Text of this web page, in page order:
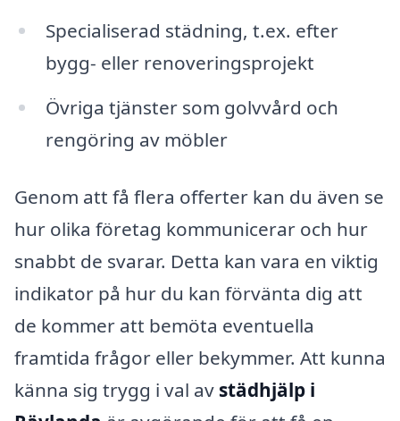
Specialiserad städning, t.ex. efter
bygg- eller renoveringsprojekt
Övriga tjänster som golvvård och
rengöring av möbler
Genom att få flera offerter kan du även se
hur olika företag kommunicerar och hur
snabbt de svarar. Detta kan vara en viktig
indikator på hur du kan förvänta dig att
de kommer att bemöta eventuella
framtida frågor eller bekymmer. Att kunna
känna sig trygg i val av städhjälp i